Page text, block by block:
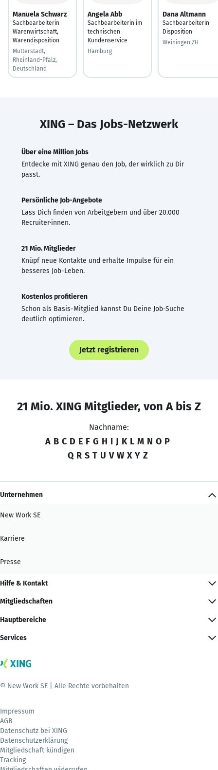
Manuela Schwarz
Sachbearbeiterin
Warenwirtschaft,
Warendisposition
Mutterstadt,
Rheinland-Pfalz,
Deutschland
Angela Abb
Sachbearbeiterin im
technischen
Kundenservice
Hamburg
Dana Altmann
Sachbearbeiterin
Disposition
Weiningen ZH
XING – Das Jobs-Netzwerk
Über eine Million Jobs
Entdecke mit XING genau den Job, der wirklich zu Dir
passt.
Persönliche Job-Angebote
Lass Dich finden von Arbeitgebern und über 20.000
Recruiter·innen.
21 Mio. Mitglieder
Knüpf neue Kontakte und erhalte Impulse für ein
besseres Job-Leben.
Kostenlos profitieren
Schon als Basis-Mitglied kannst Du Deine Job-Suche
deutlich optimieren.
Jetzt registrieren
21 Mio. XING Mitglieder, von A bis Z
Nachname:
A B C D E F G H I J K L M N O P
Q R S T U V W X Y Z
Unternehmen
New Work SE
Karriere
Presse
Hilfe & Kontakt
Mitgliedschaften
Hauptbereiche
Services
© New Work SE | Alle Rechte vorbehalten
Impressum
AGB
Datenschutz bei XING
Datenschutzerklärung
Mitgliedschaft kündigen
Tracking